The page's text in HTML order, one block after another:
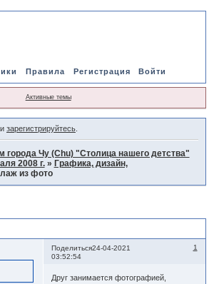
Правила Регистрация Войти
Активные темы
зарегистрируйтесь.
Чу (Chu) "Столица нашего детства"
2008 г. » Графика, дизайн,
из фото
Поделиться 1
24-04-2021
03:52:54
Друг занимается фотографией,